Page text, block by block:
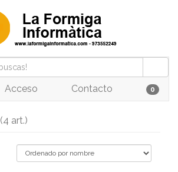
Acceso Contacto 0
(4 art.)